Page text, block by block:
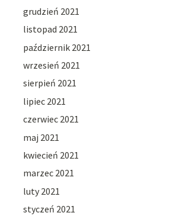
grudzień 2021
listopad 2021
październik 2021
wrzesień 2021
sierpień 2021
lipiec 2021
czerwiec 2021
maj 2021
kwiecień 2021
marzec 2021
luty 2021
styczeń 2021